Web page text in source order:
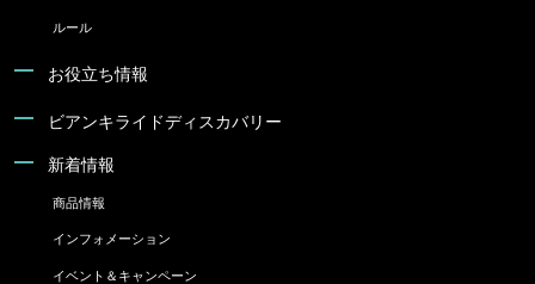
ルール
お役立ち情報
ビアンキライドディスカバリー
新着情報
商品情報
インフォメーション
イベント＆キャンペーン